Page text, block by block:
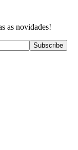
as novidades!